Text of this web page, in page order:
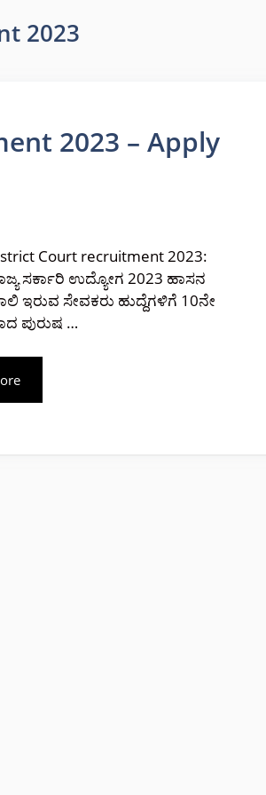
2023
2023 – Apply
Court recruitment 2023:
ಸರ್ಕಾರಿ ಉದ್ಯೋಗ 2023 ಹಾಸನ
ಇರುವ ಸೇವಕರು ಹುದ್ದೆಗಳಿಗೆ 10ನೇ
ಪುರುಷ …